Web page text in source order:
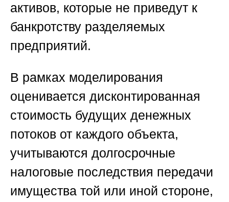
активов, которые не приведут к
банкротству разделяемых
предприятий.
В рамках моделирования
оценивается дисконтированная
стоимость будущих денежных
потоков от каждого объекта,
учитываются долгосрочные
налоговые последствия передачи
имущества той или иной стороне,